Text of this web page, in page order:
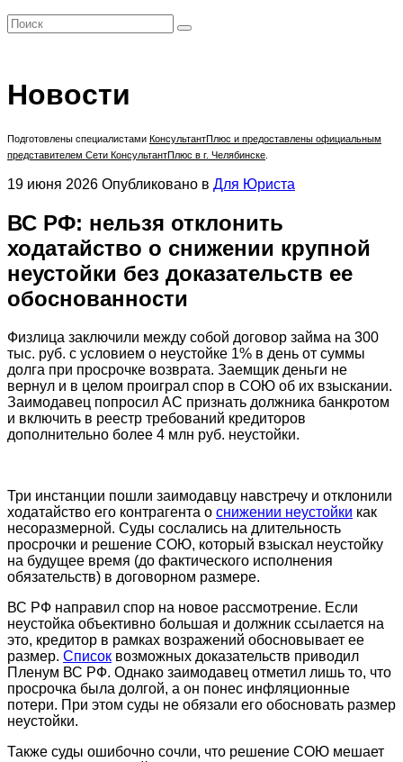
Новости
Подготовлены специалистами КонсультантПлюс и предоставлены официальным
представителем Сети КонсультантПлюс в г. Челябинске
19 июня 2026 Опубликовано в Для Юриста
ВС РФ: нельзя отклонить
ходатайство о снижении крупной
неустойки без доказательств ее
обоснованности
Физлица заключили между собой договор займа на 300
тыс. руб. с условием о неустойке 1% в день от суммы
долга при просрочке возврата. Заемщик деньги не
вернул и в целом проиграл спор в СОЮ об их взыскании.
Заимодавец попросил АС признать должника банкротом
и включить в реестр требований кредиторов
дополнительно более 4 млн руб. неустойки.
Три инстанции пошли заимодавцу навстречу и отклонили
ходатайство его контрагента о снижении неустойки как
несоразмерной. Суды сослались на длительность
просрочки и решение СОЮ, который взыскал неустойку
на будущее время (до фактического исполнения
обязательств) в договорном размере.
ВС РФ направил спор на новое рассмотрение. Если
неустойка объективно большая и должник ссылается на
это, кредитор в рамках возражений обосновывает ее
размер. Список возможных доказательств приводил
Пленум ВС РФ. Однако заимодавец отметил лишь то, что
просрочка была долгой, а он понес инфляционные
потери. При этом суды не обязали его обосновать размер
неустойки.
Также суды ошибочно сочли, что решение СОЮ мешает